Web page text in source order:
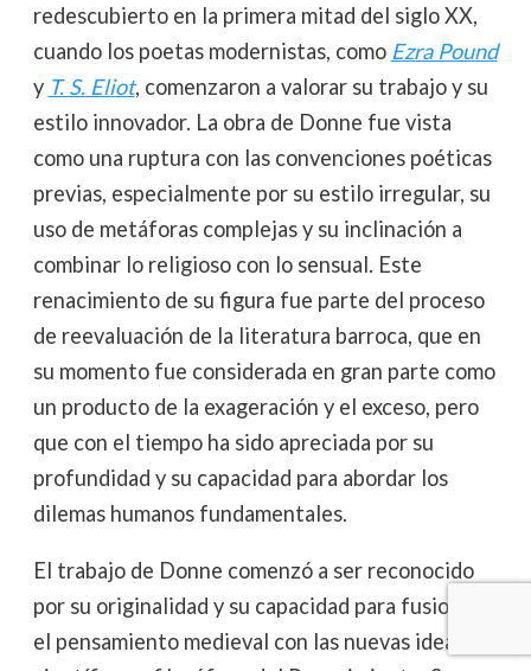
redescubierto en la primera mitad del siglo XX,
cuando los poetas modernistas, como Ezra Pound
y T. S. Eliot, comenzaron a valorar su trabajo y su
estilo innovador. La obra de Donne fue vista
como una ruptura con las convenciones poéticas
previas, especialmente por su estilo irregular, su
uso de metáforas complejas y su inclinación a
combinar lo religioso con lo sensual. Este
renacimiento de su figura fue parte del proceso
de reevaluación de la literatura barroca, que en
su momento fue considerada en gran parte como
un producto de la exageración y el exceso, pero
que con el tiempo ha sido apreciada por su
profundidad y su capacidad para abordar los
dilemas humanos fundamentales.
El trabajo de Donne comenzó a ser reconocido
por su originalidad y su capacidad para fusionar
el pensamiento medieval con las nuevas ideas